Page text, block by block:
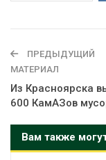
ПРЕДЫДУЩИЙ
МАТЕРИАЛ
Из Красноярска
600 КамАЗов
Вам также